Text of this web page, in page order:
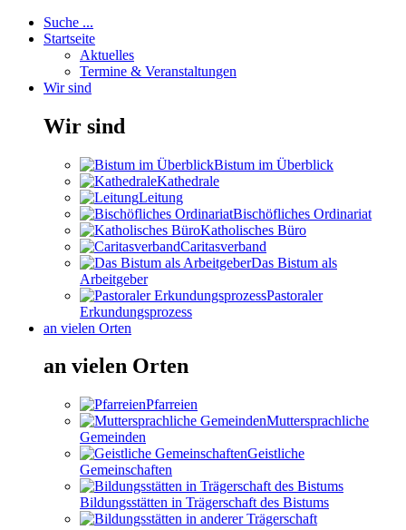
Suche ...
Startseite
Aktuelles
Termine & Veranstaltungen
Wir sind
Wir sind
Bistum im Überblick
Kathedrale
Leitung
Bischöfliches Ordinariat
Katholisches Büro
Caritasverband
Das Bistum als
Arbeitgeber
Pastoraler
Erkundungsprozess
an vielen Orten
an vielen Orten
Pfarreien
Muttersprachliche
Gemeinden
Geistliche
Gemeinschaften
Bildungsstätten in Trägerschaft des Bistums